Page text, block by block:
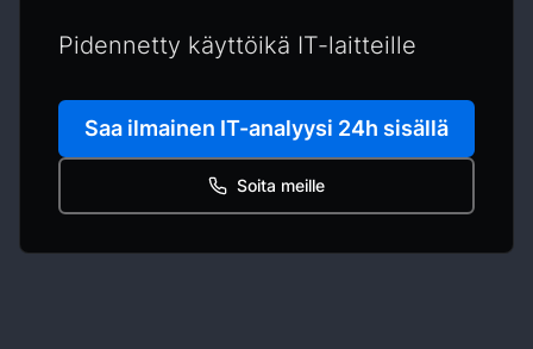
Pidennetty käyttöikä IT-laitteille
Saa ilmainen IT-analyysi 24h sisällä
Soita meille